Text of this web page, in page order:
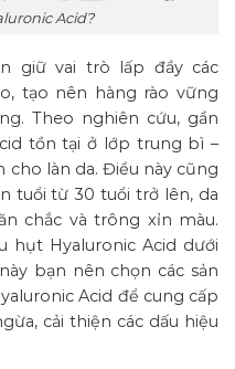
Acid?
giữ vai trò lấp đầy các
tạo nên hàng rào vững
Theo nghiên cứu, gần
tồn tại ở lớp trung bì –
cho làn da. Điều này cũng
tuổi từ 30 tuổi trở lên, da
chắc và trông xỉn màu.
hụt Hyaluronic Acid dưới
bạn nên chọn các sản
Acid để cung cấp
cải thiện các dấu hiệu